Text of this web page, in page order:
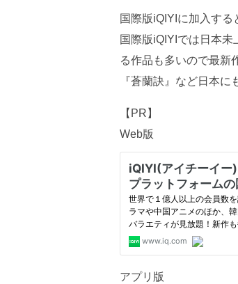
国際版iQIYIに加入する
国際版iQIYIでは日本
る作品も多いので最新
『蒼蘭訣』など日本
【PR】
Web版
アプリ版